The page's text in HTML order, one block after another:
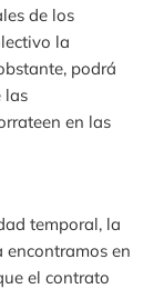
de los
la
podrá
las
en las
temporal, la
en
el contrato